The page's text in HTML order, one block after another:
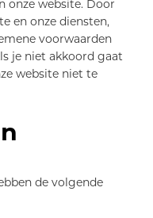
onze website. Door
en onze diensten,
voorwaarden
je niet akkoord gaat
website niet te
de volgende